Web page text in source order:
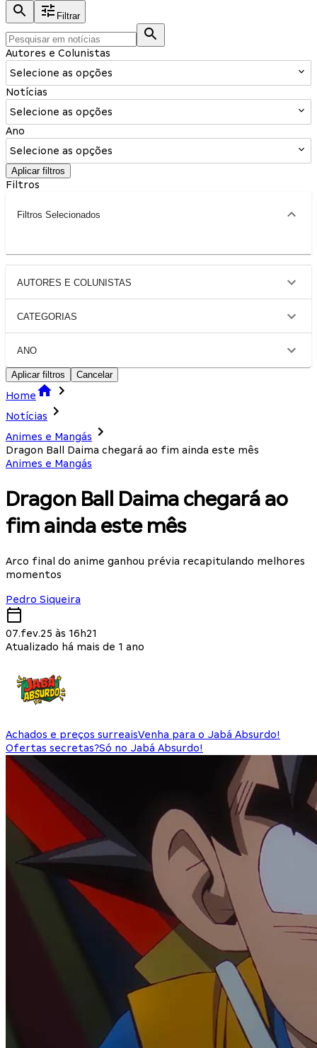
Filtrar
Autores e Colunistas
Selecione as opções
Notícias
Selecione as opções
Ano
Selecione as opções
Aplicar filtros
Filtros
Filtros Selecionados
AUTORES E COLUNISTAS
CATEGORIAS
ANO
Aplicar filtros Cancelar
Home
Notícias
Animes e Mangás
Dragon Ball Daima chegará ao fim ainda este mês
Animes e Mangás
Dragon Ball Daima chegará ao
fim ainda este mês
Arco final do anime ganhou prévia recapitulando melhores
momentos
Pedro Siqueira
07.fev.25 às 16h21
Atualizado há mais de 1 ano
Achados e preços surreaisVenha para o Jabá Absurdo!
Ofertas secretas?Só no Jabá Absurdo!